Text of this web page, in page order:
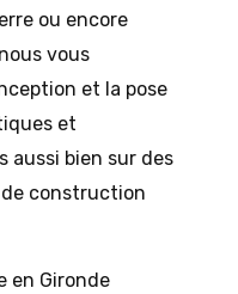
ou encore
vous
et la pose
et
aussi bien sur des
construction
en Gironde